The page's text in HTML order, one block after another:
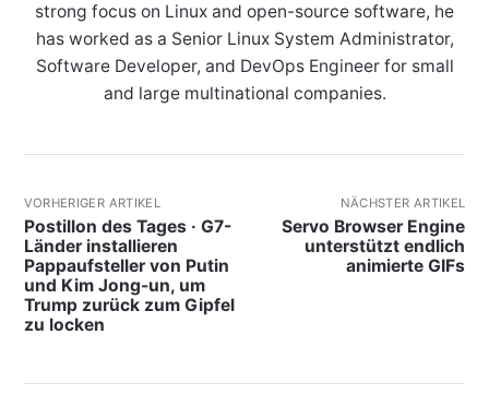
strong focus on Linux and open-source software, he
has worked as a Senior Linux System Administrator,
Software Developer, and DevOps Engineer for small
and large multinational companies.
VORHERIGER ARTIKEL
Postillon des Tages · G7-
Länder installieren
Pappaufsteller von Putin
und Kim Jong-un, um
Trump zurück zum Gipfel
zu locken
NÄCHSTER ARTIKEL
Servo Browser Engine
unterstützt endlich
animierte GIFs